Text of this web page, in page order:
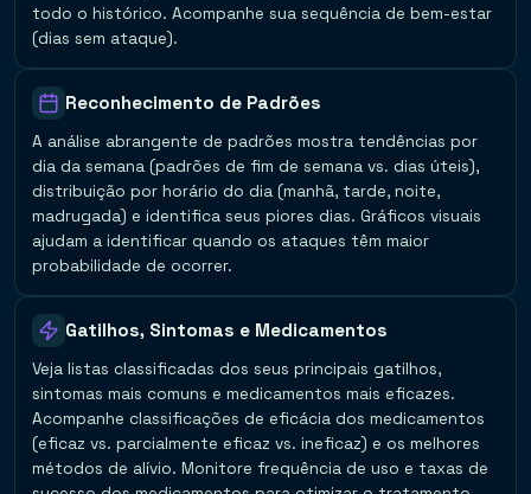
todo o histórico. Acompanhe sua sequência de bem-estar
(dias sem ataque).
Reconhecimento de Padrões
A análise abrangente de padrões mostra tendências por
dia da semana (padrões de fim de semana vs. dias úteis),
distribuição por horário do dia (manhã, tarde, noite,
madrugada) e identifica seus piores dias. Gráficos visuais
ajudam a identificar quando os ataques têm maior
probabilidade de ocorrer.
Gatilhos, Sintomas e Medicamentos
Veja listas classificadas dos seus principais gatilhos,
sintomas mais comuns e medicamentos mais eficazes.
Acompanhe classificações de eficácia dos medicamentos
(eficaz vs. parcialmente eficaz vs. ineficaz) e os melhores
métodos de alívio. Monitore frequência de uso e taxas de